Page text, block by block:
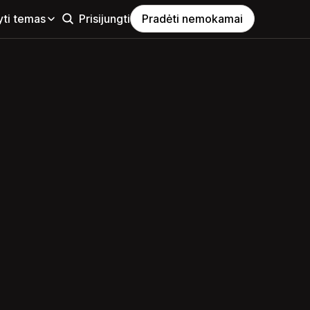
temas Prisijungti Pradėti nemokamai